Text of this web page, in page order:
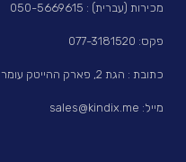
מכירות (עברית) : 050-5669615
פקס: 077-3181520
כתובת : הגת 2, פארק ההייטק עומר 8496500
מייל: sales@kindix.me